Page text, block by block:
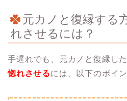
元カノと復縁する
れさせるには？
手遅れでも、元カノと復縁した
惚れさせるには、以下のポイ